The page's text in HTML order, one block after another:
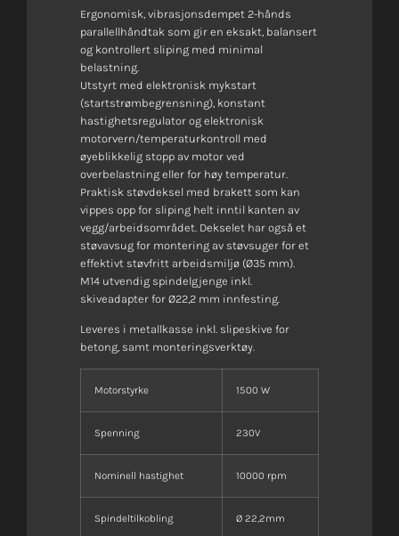
Ergonomisk, vibrasjonsdempet 2-hånds
parallellhåndtak som gir en eksakt, balansert
og kontrollert sliping med minimal
belastning.
Utstyrt med elektronisk mykstart
(startstrømbegrensning), konstant
hastighetsregulator og elektronisk
motorvern/temperaturkontroll med
øyeblikkelig stopp av motor ved
overbelastning eller for høy temperatur.
Praktisk støvdeksel med brakett som kan
vippes opp for sliping helt inntil kanten av
vegg/arbeidsområdet. Dekselet har også et
støvavsug for montering av støvsuger for et
effektivt støvfritt arbeidsmiljø (Ø35 mm).
M14 utvendig spindelgjenge inkl.
skiveadapter for Ø22,2 mm innfesting.
Leveres i metallkasse inkl. slipeskive for
betong, samt monteringsverktøy.
Motorstyrke 1500 W
Spenning 230V
Nominell hastighet 10000 rpm
Spindeltilkobling Ø 22,2mm